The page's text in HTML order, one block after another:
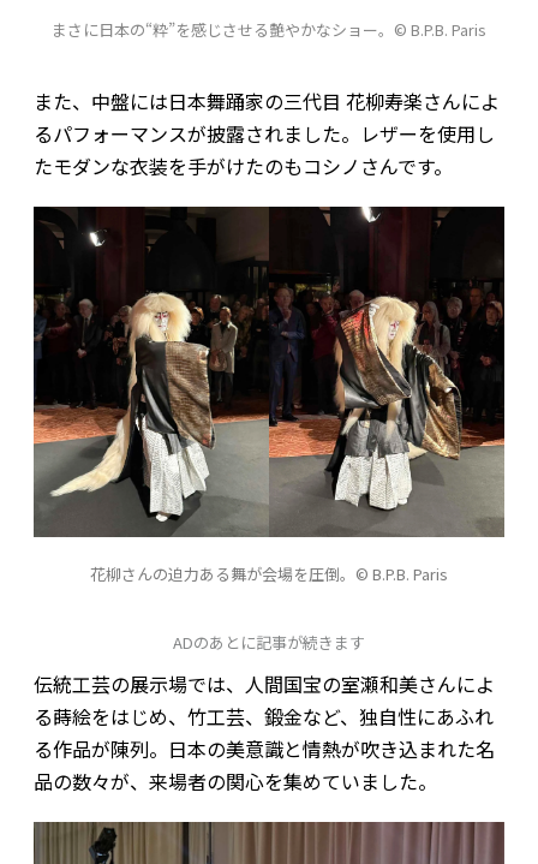
まさに日本の“粋”を感じさせる艶やかなショー。© B.P.B. Paris
また、中盤には日本舞踊家の三代目 花柳寿楽さんによ
るパフォーマンスが披露されました。レザーを使用し
たモダンな衣装を手がけたのもコシノさんです。
花柳さんの迫力ある舞が会場を圧倒。© B.P.B. Paris
ADのあとに記事が続きます
伝統工芸の展示場では、人間国宝の室瀬和美さんによ
る蒔絵をはじめ、竹工芸、鍛金など、独自性にあふれ
る作品が陳列。日本の美意識と情熱が吹き込まれた名
品の数々が、来場者の関心を集めていました。